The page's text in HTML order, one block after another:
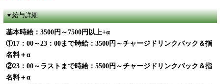
▼給与詳細
基本時給：3500円～7500円以上+α
①17：00～23：00まで時給：3500円～チャージドリンクバック＆指
名料＋α
②23：00～ラストまで時給：5500円～チャージドリンクバック＆指
名料＋α